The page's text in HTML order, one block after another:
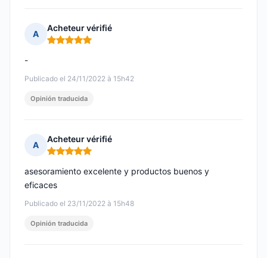
A
Acheteur vérifié
Nota: 5 de 5
Publicado el 24/11/2022 à 15h42
-
Opinión traducida
A
Acheteur vérifié
Nota: 5 de 5
Publicado el 23/11/2022 à 15h48
asesoramiento excelente y productos buenos y
eficaces
Opinión traducida